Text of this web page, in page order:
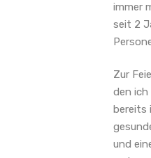
immer
seit 2
Zur
den
bereits
und